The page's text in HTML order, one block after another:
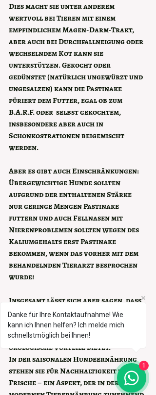
Dies macht sie unter anderem
wertvoll bei Tieren mit einem
empfindlichem Magen-Darm-Trakt,
aber auch bei Durchfallneigung oder
wechselndem Kot kann sie
unterstützen. Gekocht oder
gedünstet (natürlich ungewürzt und
ungesalzen) kann die Pastinake
püriert dem Futter, egal ob zum
B.A.R.F. oder  selbst gekochtem,
insbesondere aber auch in
Schonkostrationen beigemischt
werden.
Aber es gibt auch Einschränkungen:
Übergewichtige Hunde sollten
aufgrund der enthaltenen Stärke
nur geringe Mengen Pastinake
futtern und auch Fellnasen mit
Nierenproblemen sollten wegen des
Kaliumgehalts erst Pastinake
bekommen, wenn das vorher mit dem
behandelnden Tierarzt besprochen
wurde!
Insgesamt lässt sich aber sagen, dass
die Pastinake ein wunderbares
regionales Herbst- und
Wintergemüse ist und damit auch
ökologische Vorteile bietet.
In der saisonalen Hundeernährung
stehen sie für Nachhaltigkeit und
Frische – ein Aspekt, der in der
Danke für Ihre Kontaktaufnahme! Wie
kann ich Ihnen helfen? Ich melde mich
schnellstmöglich bei Ihnen!
1